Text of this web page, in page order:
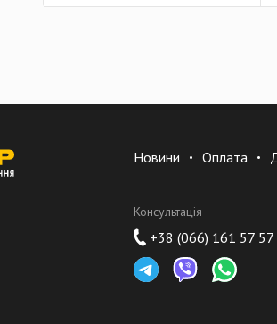
Новини Оплата
Консультація
+38 (066) 161 57 57